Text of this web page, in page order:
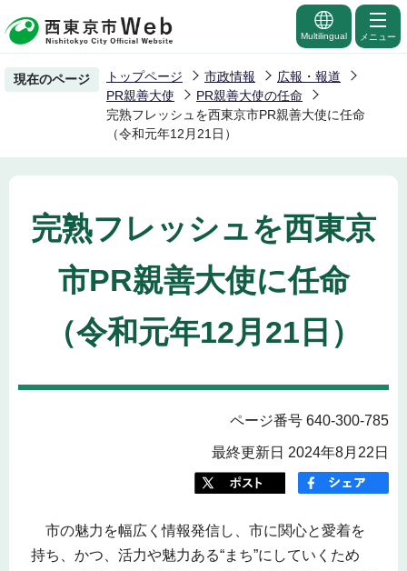
の
ー
先
頭
Multilingual メニュー
現在のページ トップページ 市政情報
広報・報道
PR親善大使
PR親善大使の任命
完熟フレッシュを西東京市PR親善大使に任命
（令和元年12月21日）
完熟フレッシュを西東京
市PR親善大使に任命
（令和元年12月21日）
ページ番号 640-300-785
最終更新日 2024年8月22日
市の魅力を幅広く情報発信し、市に関心と愛着を
持ち、かつ、活力や魅力ある“まち”にしていくため